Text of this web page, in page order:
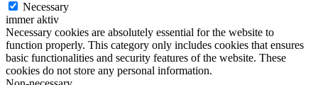
Necessary
immer aktiv
Necessary cookies are absolutely essential for the website to
function properly. This category only includes cookies that ensures
basic functionalities and security features of the website. These
cookies do not store any personal information.